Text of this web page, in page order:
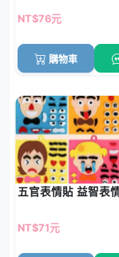
NT$76元
購物車
五官表情貼 益智表
NT$71元